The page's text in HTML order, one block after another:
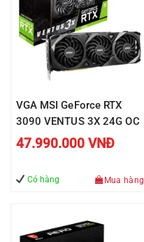
VGA MSI GeForce RTX
3090 VENTUS 3X 24G OC
47.990.000 VNĐ
Có hàng Mua hàng